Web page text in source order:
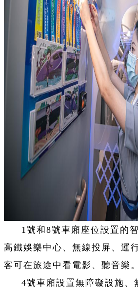
1號和8號車廂座位設置的
高鐵娛樂中心、無線投屏、運
客可在旅途中看電影、聽音樂。
4號車廂設置無障礙設施、